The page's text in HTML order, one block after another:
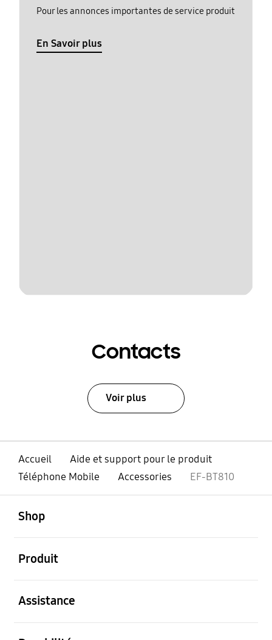
Pour les annonces importantes de service produit
En Savoir plus
Contacts
Voir plus
Accueil
Aide et support pour le produit
Téléphone Mobile
Accessories EF-BT810
Shop
Produit
Assistance